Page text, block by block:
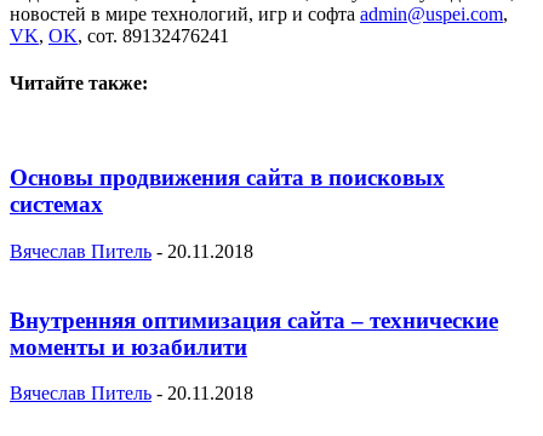
новостей в мире технологий, игр и софта admin@uspei.com,
VK, OK, сот. 89132476241
Читайте также:
Основы продвижения сайта в поисковых
системах
Вячеслав Питель - 20.11.2018
Внутренняя оптимизация сайта – технические
моменты и юзабилити
Вячеслав Питель - 20.11.2018